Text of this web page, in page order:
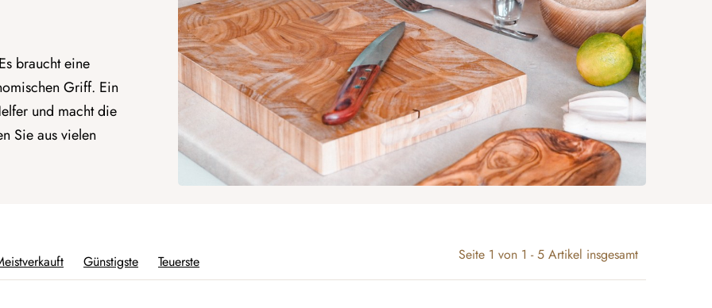
braucht eine
Griff. Ein
und macht die
Sie aus vielen
Seite 1 von 1 -5 Artikel insgesamt
Günstigste Teuerste